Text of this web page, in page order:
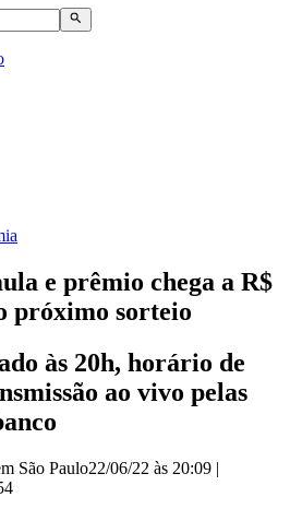
e prêmio chega a R$
próximo sorteio
às 20h, horário de
ao vivo pelas
São Paulo22/06/22 às 20:09 |